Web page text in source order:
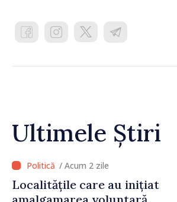
Ultimele Știri
/ Acum 2 zile
Localitățile care au inițiat